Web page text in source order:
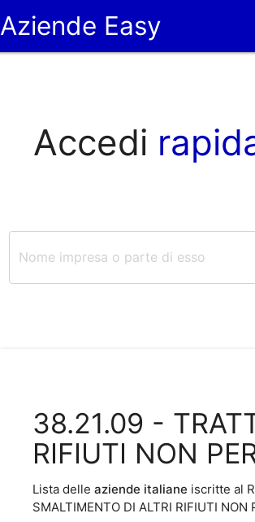
Aziende Easy
Accedi
38.21.09 -
RIFIUTI NON
Lista delle aziende italiane iscritte al
SMALTIMENTO DI ALTRI RIFIUTI NON